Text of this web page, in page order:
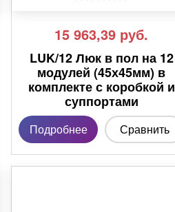
15 963,39 руб.
LUK/12 Люк в пол на 12
модулей (45х45мм) в
комплекте с коробкой и
суппортами
Подробнее Сравнить